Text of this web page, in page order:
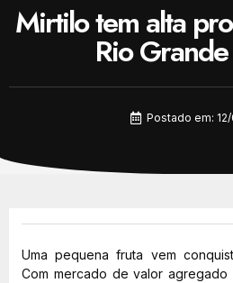
Mirtilo tem alta
Rio
Postado em:
Uma pequena fruta vem
Com mercado de valor